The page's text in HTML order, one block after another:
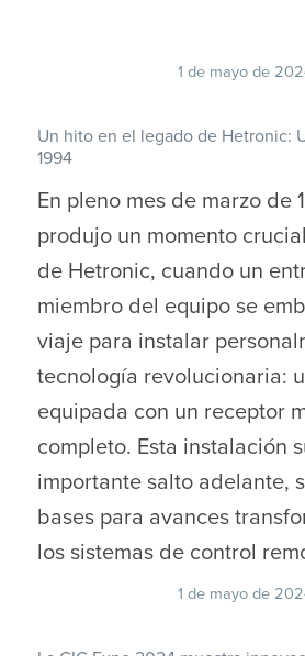
Un hito en el legado de Hetronic:
1994
1 de mayo de
En pleno mes de marzo de
produjo un momento
de Hetronic, cuando un
miembro del equipo se
viaje para instalar
tecnología revolucionaria:
equipada con un receptor
completo. Esta instalación
importante salto adelante,
bases para avances
los sistemas de control
1 de mayo de